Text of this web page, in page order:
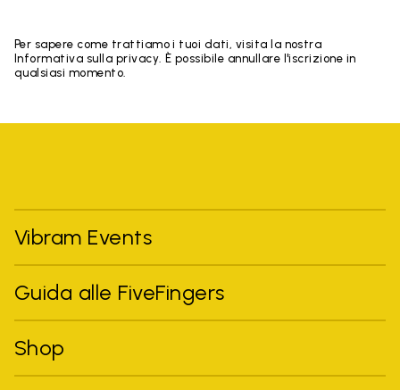
Per sapere come trattiamo i tuoi dati, visita la nostra
Informativa sulla privacy. È possibile annullare l'iscrizione in
qualsiasi momento.
Vibram Events
Guida alle FiveFingers
Shop